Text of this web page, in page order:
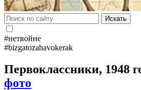
Искать
#нетвойне
#bizgatozahavokerak
Первоклассники, 1948
фото